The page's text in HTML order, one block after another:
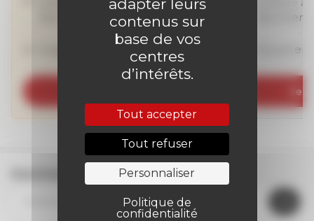
adapter leurs
contenus sur
base de vos
centres
d’intérêts.
Tout accepter
Tout refuser
Personnaliser
Politique de
confidentialité
abonnement
Engagement de 12 mois Aucun
Je
Inscrivez-vous à la newsletter